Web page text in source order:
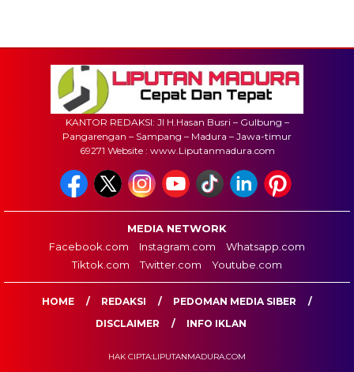
KANTOR REDAKSI: Jl H.Hasan Busri – Gulbung –
Pangarengan – Sampang – Madura – Jawa-timur
69271 Website : www.Liputanmadura.com
MEDIA NETWORK
Facebook.com
Instagram.com
Whatsapp.com
Tiktok.com
Twitter.com Youtube.com
HOME REDAKSI
PEDOMAN MEDIA SIBER
DISCLAIMER
INFO IKLAN
HAK CIPTA:LIPUTANMADURA.COM